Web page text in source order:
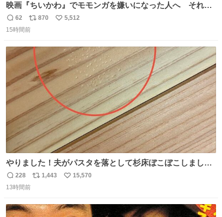
映画『ちいかわ』でモモンガを嫌いになった人へ それで
も愛される理由と可能性 kai-you.net/article/96186 『映画
ちいかわ 人魚の島のひみつ』を3回観て、原作も追ってい
す。ちいかわ初心者向けです🖊
返
信
62
リ
ポ
ト
数
870
い
数
5,512
15時間前
やりました！夫がパスタを落として杉床ぼこぼこしまし
た！よかったーーー！ファーストぼこぼこ自分じゃなく
て！これで第二波いつでもいけます！！！✌️いやーほっと
は乾燥パスタに負けます。豆腐くらいやわやわです。
返
信
228
リ
ト
1,443
い
数
15,570
13時間前